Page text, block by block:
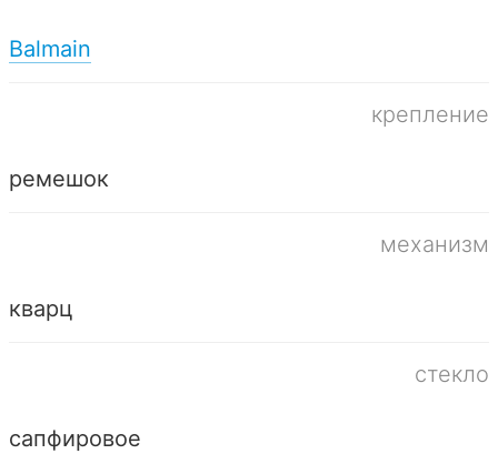
Balmain
крепление
ремешок
механизм
кварц
стекло
сапфировое